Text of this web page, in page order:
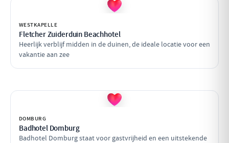
WESTKAPELLE
Fletcher Zuiderduin Beachhotel
Heerlijk verblijf midden in de duinen, de ideale locatie voor een
vakantie aan zee
DOMBURG
Badhotel Domburg
Badhotel Domburg staat voor gastvrijheid en een uitstekende